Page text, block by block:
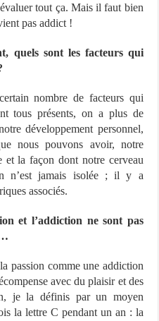
tout ça. Mais il faut bien
pas addict !
quels sont les facteurs qui
nombre de facteurs qui
tous présents, on a plus de
développement personnel,
nous pouvons avoir, notre
et la façon dont notre cerveau
n’est jamais isolée ; il y a
associés.
et l’addiction ne sont pas
passion comme une addiction
avec du plaisir et des
je la définis par un moyen
la lettre C pendant un an : la